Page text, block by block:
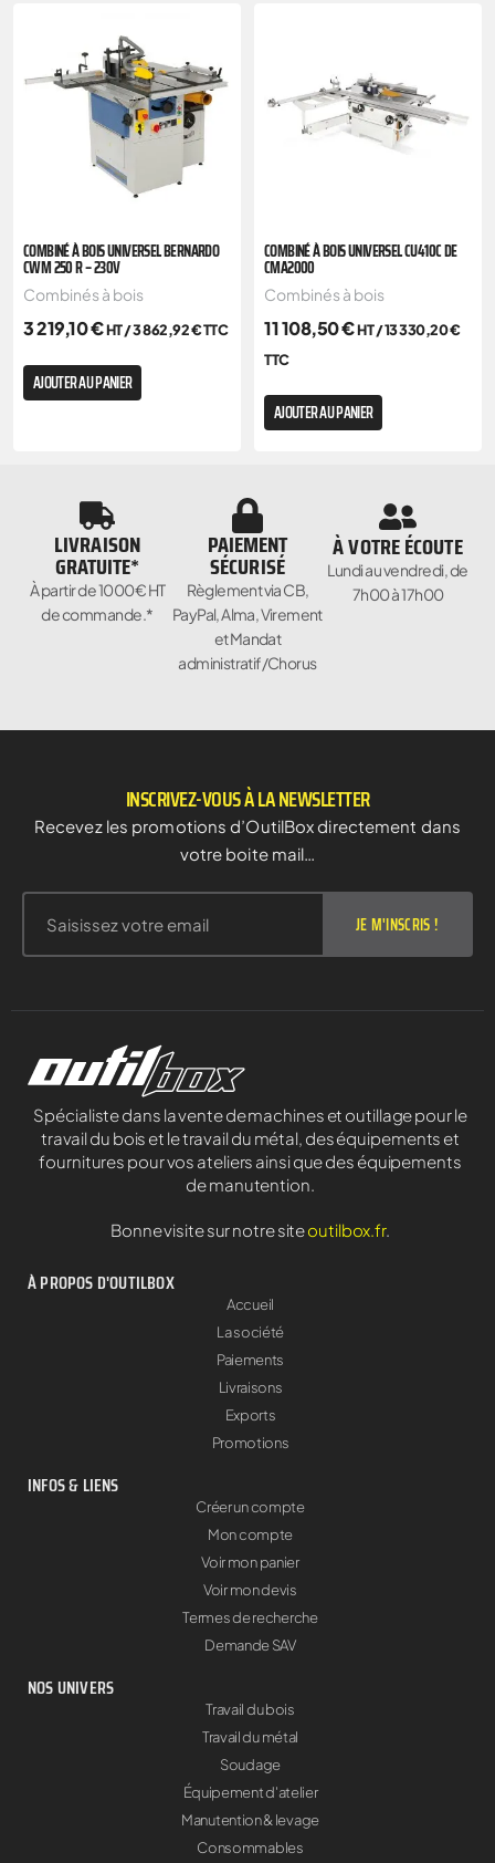
COMBINÉ À BOIS UNIVERSEL BERNARDO
CWM 250 R – 230V
Combinés à bois
3 219,10€HT /3 862,92€TTC
AJOUTER AU PANIER
COMBINÉ À BOIS UNIVERSEL CU410C DE
CMA2000
Combinés à bois
11 108,50€HT /13 330,20€
TTC
AJOUTER AU PANIER
LIVRAISON
GRATUITE*
À partir de 1000€ HT
de commande.*
PAIEMENT
SÉCURISÉ
Règlement via CB,
PayPal, Alma, Virement
et Mandat
administratif/Chorus
À VOTRE ÉCOUTE
Lundi au vendredi, de
7h00 à 17h00
INSCRIVEZ-VOUS À LA NEWSLETTER
Recevez les promotions d’OutilBox directement dans
votre boite mail…
JE M'INSCRIS !
Spécialiste dans la vente de machines et outillage pour le
travail du bois et le travail du métal, des équipements et
fournitures pour vos ateliers ainsi que des équipements
de manutention.
Bonne visite sur notre siteoutilbox.fr.
À PROPOS D'OUTILBOX
Accueil
La société
Paiements
Livraisons
Exports
Promotions
INFOS & LIENS
Créer un compte
Mon compte
Voir mon panier
Voir mon devis
Termes de recherche
Demande SAV
NOS UNIVERS
Travail du bois
Travail du métal
Soudage
Équipement d'atelier
Manutention & levage
Consommables